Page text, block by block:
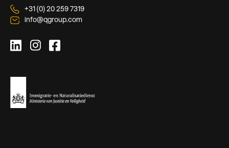
+31 (0) 20 259 7319
info@qgroup.com